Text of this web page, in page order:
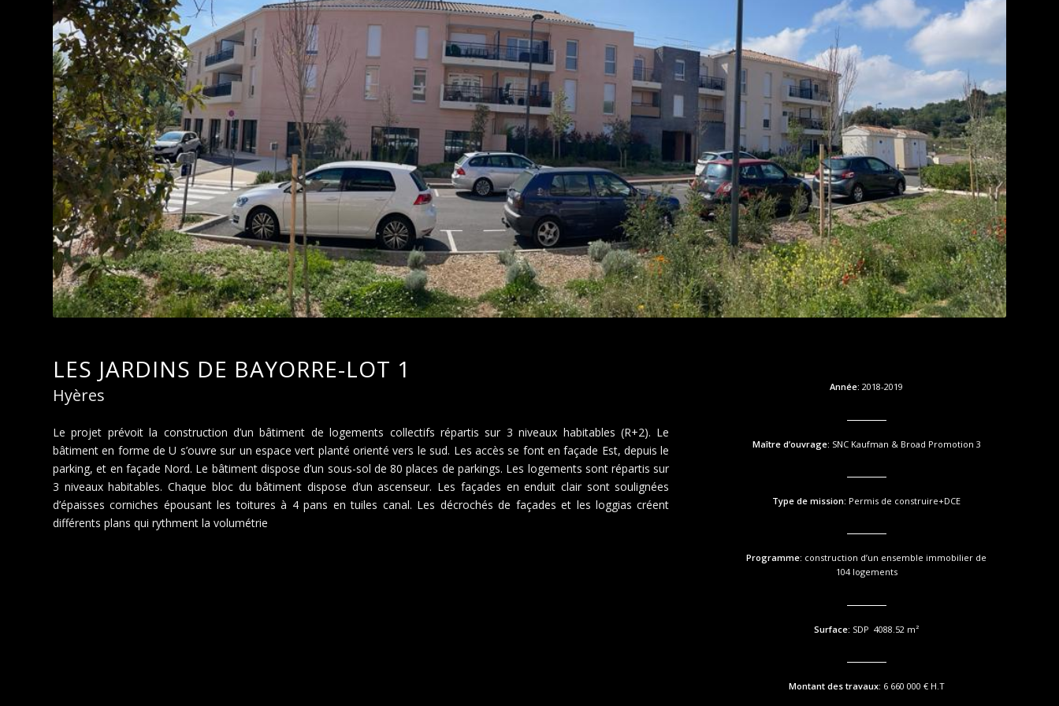
LES JARDINS DE BAYORRE-LOT 1
Hyères
Le projet prévoit la construction d’un bâtiment de logements collectifs répartis sur 3 niveaux habitables (R+2). Le
bâtiment en forme de U s’ouvre sur un espace vert planté orienté vers le sud. Les accès se font en façade Est, depuis le
parking, et en façade Nord. Le bâtiment dispose d’un sous-sol de 80 places de parkings. Les logements sont répartis sur
3 niveaux habitables. Chaque bloc du bâtiment dispose d’un ascenseur. Les façades en enduit clair sont soulignées
d’épaisses corniches épousant les toitures à 4 pans en tuiles canal. Les décrochés de façades et les loggias créent
différents plans qui rythment la volumétrie
Année: 2018-2019
Maître d’ouvrage: SNC Kaufman & Broad Promotion 3
Type de mission: Permis de construire+DCE
Programme: construction d’un ensemble immobilier de
104 logements
Surface: SDP 4088.52 m²
Montant des travaux: 6 660 000 € H.T